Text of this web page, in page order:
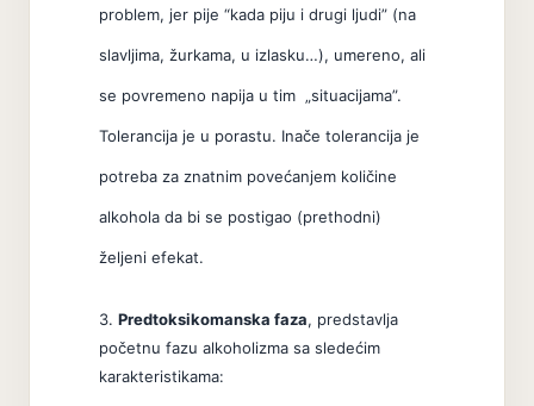
problem, jer pije “kada piju i drugi ljudi” (na
slavljima, žurkama, u izlasku…), umereno, ali
se povremeno napija u tim „situacijama”.
Tolerancija je u porastu. Inače tolerancija je
potreba za znatnim povećanjem količine
alkohola da bi se postigao (prethodni)
željeni efekat.
3. Predtoksikomanska faza, predstavlja
početnu fazu alkoholizma sa sledećim
karakteristikama: